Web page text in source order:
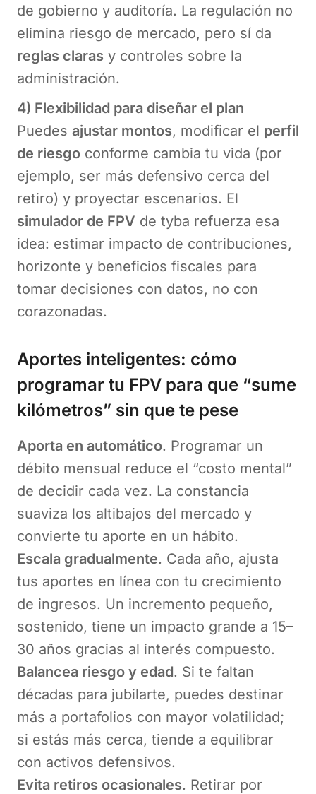
de gobierno y auditoría. La regulación no
elimina riesgo de mercado, pero sí da
reglas claras y controles sobre la
administración.
4) Flexibilidad para diseñar el plan
Puedes ajustar montos, modificar el perfil
de riesgo conforme cambia tu vida (por
ejemplo, ser más defensivo cerca del
retiro) y proyectar escenarios. El
simulador de FPV de tyba refuerza esa
idea: estimar impacto de contribuciones,
horizonte y beneficios fiscales para
tomar decisiones con datos, no con
corazonadas.
Aportes inteligentes: cómo
programar tu FPV para que “sume
kilómetros” sin que te pese
Aporta en automático. Programar un
débito mensual reduce el “costo mental”
de decidir cada vez. La constancia
suaviza los altibajos del mercado y
convierte tu aporte en un hábito.
Escala gradualmente. Cada año, ajusta
tus aportes en línea con tu crecimiento
de ingresos. Un incremento pequeño,
sostenido, tiene un impacto grande a 15–
30 años gracias al interés compuesto.
Balancea riesgo y edad. Si te faltan
décadas para jubilarte, puedes destinar
más a portafolios con mayor volatilidad;
si estás más cerca, tiende a equilibrar
con activos defensivos.
Evita retiros ocasionales. Retirar por